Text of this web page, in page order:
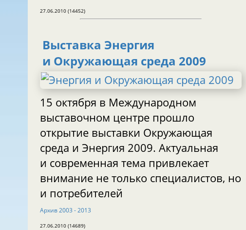
27.06.2010 (14452)
Выставка Энергия
и Окружающая среда 2009
15 октября в Международном
выставочном центре прошло
открытие выставки Окружающая
среда и Энергия 2009. Актуальная
и современная тема привлекает
внимание не только специалистов, но
и потребителей
Aрхив 2003 - 2013
27.06.2010 (14689)